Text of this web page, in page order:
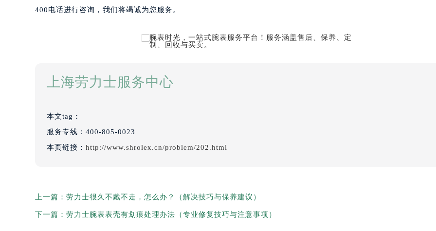
400电话进行咨询，我们将竭诚为您服务。
上海劳力士服务中心
本文tag：
服务专线： 400-805-0023
本页链接： http://www.shrolex.cn/problem/202.html
上一篇： 劳力士很久不戴不走，怎么办？（解决技巧与保养建议）
下一篇： 劳力士腕表表壳有划痕处理办法（专业修复技巧与注意事项）